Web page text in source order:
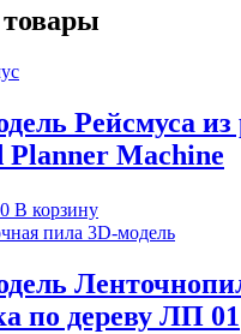
Рейсмуса из
Planner Machine
В корзину
по дереву ЛП 01